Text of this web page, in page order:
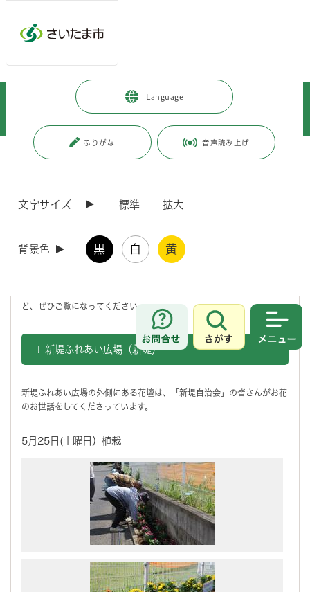
Language
ふりがな 音声読み上げ
文字サイズ 標準 拡大
背景色 黒 白 黄
お問合せ
さがす
見沼区 区政情報 > 地域情報 見どころ
令和6年度 見沼区の「花と緑のまちづくり」をご紹介します ～春の植栽
更新日付：2024年7月17日 / ページ番号：C115704
紹介します ～春の植栽～
区民の皆さんが生き生きと心豊かに暮らせる「花と緑の豊かなまち」を
実現するため、
区内の駅、駅周辺、人の集まる主要なスポットなどをボランティアの
ど、ぜひご覧になってください。
1 新堤ふれあい広場（新堤）
新堤ふれあい広場の外側にある花壇は、「新堤自治会」の皆さんがお花
のお世話をしてくださっています。
5月25日(土曜日）植栽